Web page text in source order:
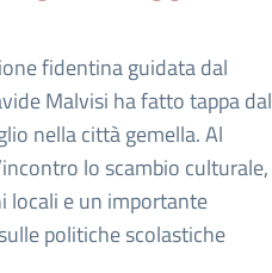
fidentina guidata dal
Malvisi ha fatto tappa dal
nella città gemella. Al
lo scambio culturale,
locali e un importante
politiche scolastiche